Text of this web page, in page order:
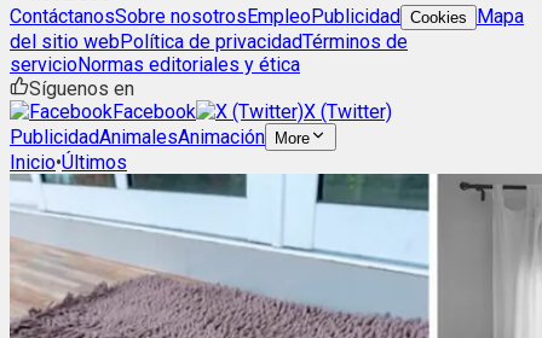
ContáctanosSobre nosotrosEmpleoPublicidad Cookies
Mapa
del sitio webPolítica de privacidadTérminos de
servicioNormas editoriales y ética
Síguenos en
Facebook
X (Twitter)
PublicidadAnimalesAnimación More
Inicio•Últimos